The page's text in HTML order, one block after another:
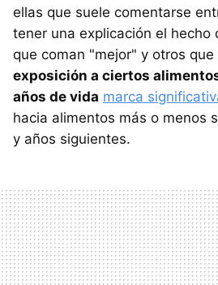
ellas que suele comentarse
tener una explicación el hecho
que coman "mejor" y otros que
exposición a ciertos
años de vida marca
hacia alimentos más o menos
y años siguientes.